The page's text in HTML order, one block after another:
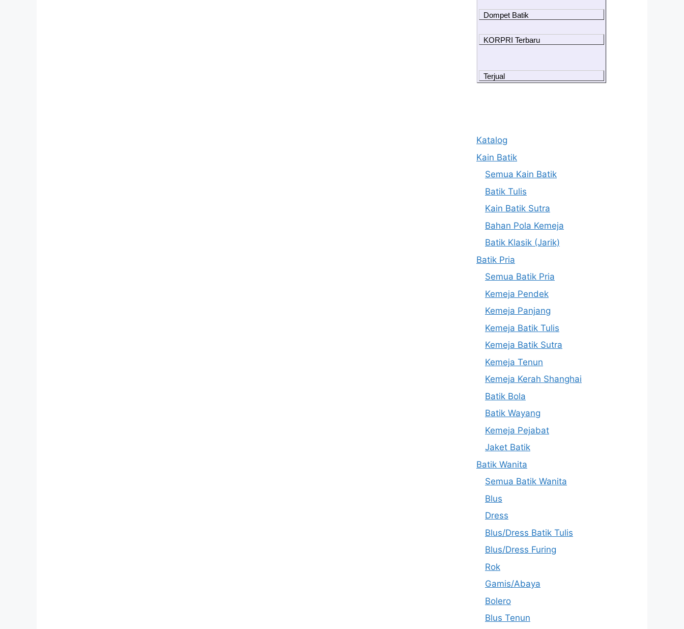
Dompet Batik
KORPRI Terbaru
Terjual
Katalog
Kain Batik
Semua Kain Batik
Batik Tulis
Kain Batik Sutra
Bahan Pola Kemeja
Batik Klasik (Jarik)
Batik Pria
Semua Batik Pria
Kemeja Pendek
Kemeja Panjang
Kemeja Batik Tulis
Kemeja Batik Sutra
Kemeja Tenun
Kemeja Kerah Shanghai
Batik Bola
Batik Wayang
Kemeja Pejabat
Jaket Batik
Batik Wanita
Semua Batik Wanita
Blus
Dress
Blus/Dress Batik Tulis
Blus/Dress Furing
Rok
Gamis/Abaya
Bolero
Blus Tenun